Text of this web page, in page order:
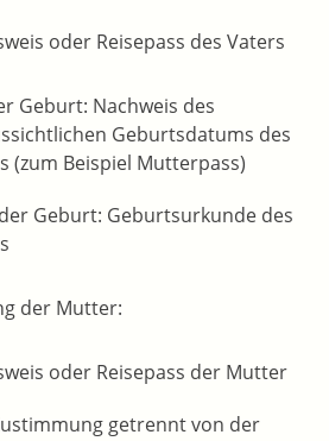
oder Reisepass des Vaters
Geburt: Nachweis des
Geburtsdatums des
(zum Beispiel Mutterpass)
Geburt: Geburtsurkunde des
der Mutter:
oder Reisepass der Mutter
getrennt von der